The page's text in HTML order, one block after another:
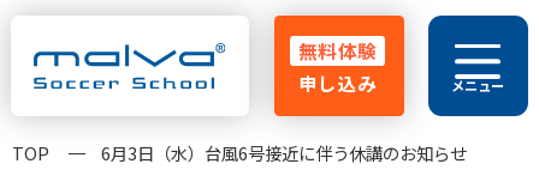
無料体験
申し込み
メニュー
029-248-5771
HOME
TOP 6月3日（水）台風6号接近に伴う休講のお知らせ